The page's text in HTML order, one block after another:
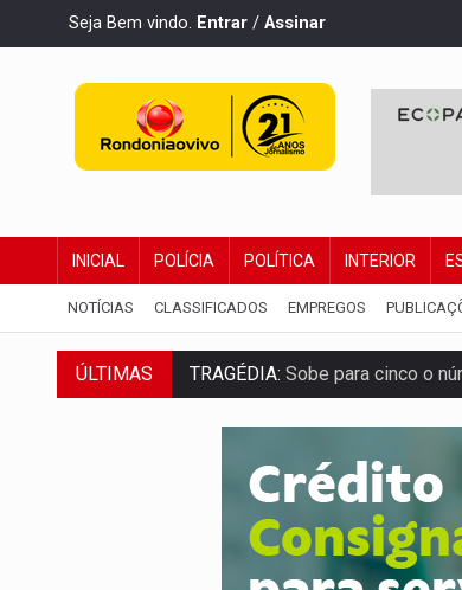
Seja Bem vindo. Entrar / Assinar
INICIAL POLÍCIA POLÍTICA INTERIOR
NOTÍCIAS CLASSIFICADOS EMPREGOS
ÚLTIMAS
TRAGÉDIA:Sobe para cinco o
TRANSPORTE DE ARROZ:MPF
DEEPFAKE:Sancionada lei
COLEGIADO:Brasil e Rússia
URGENTE:Colisão entre
Amazônia Negra